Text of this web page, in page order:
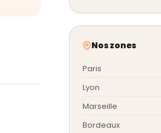
Nos zones
Paris
Lyon
Marseille
Bordeaux